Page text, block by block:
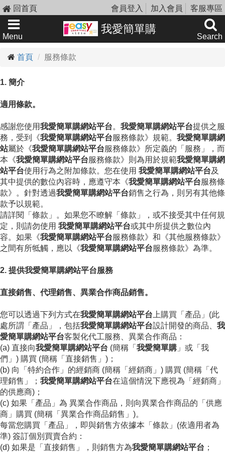
回首頁 會員登入 加入會員 客服專區
Menu
我愛簡單購
Search
首頁 服務條款
1. 簡介
適用條款。
感謝您使用我愛簡單購網站平台。 我愛簡單購網站平台提供之服
務，受到《我愛簡單購網站平台服務條款》規範。 我愛簡單購網
站屬於《我愛簡單購網站平台服務條款》所定義的「服務」，而
本《我愛簡單購網站平台服務條款》則為用於規範我愛簡單購網
站平台使用行為之附加條款。您在使用 我愛簡單購網站平台及
其中提供的數位內容時，應遵守本《我愛簡單購網站平台服務條
款》。針對透過我愛簡單購網站平台銷售之行為，則另有其他條
款予以規範。
請詳閱「條款」。如果您不瞭解「條款」，或不接受其中任何規
定，則請勿使用 我愛簡單購網站平台或其中所提供之數位內
容。如果《我愛簡單購網站平台服務條款》和《其他服務條款》
之間有所牴觸，應以《我愛簡單購網站平台服務條款》為準。
2. 提供我愛簡單購網站平台服務
直接銷售、代理銷售、異業合作商品銷售。
您可以透過下列方式在我愛簡單購網站平台 上購買「產品」(此
處所謂「產品」，包括我愛簡單購網站平台設計開發的商品、 我
愛簡單購網站平台客製化代工服務、異業合作商品：
(a) 直接向我愛簡單購網站平台 (簡稱「 我愛簡單購 」或「我
們」) 購買 (簡稱「直接銷售」)；
(b) 向「特約合作」的經銷商 (簡稱「經銷商」) 購買 (簡稱「代
理銷售」； 我愛簡單購網站平台在這個情況下應視為「經銷商」
的供應商)；
(c) 如果「產品」為 異業合作商品，則向異業合作商品的「供應
商」購買 (簡稱「異業合作商品銷售」)。
每當您購買「產品」，即與銷售方依據本「條款」(依適用者為
準) 簽訂個別買賣合約：
(d) 如果是「直接銷售」，則銷售方為我愛簡單購網站平台 ；